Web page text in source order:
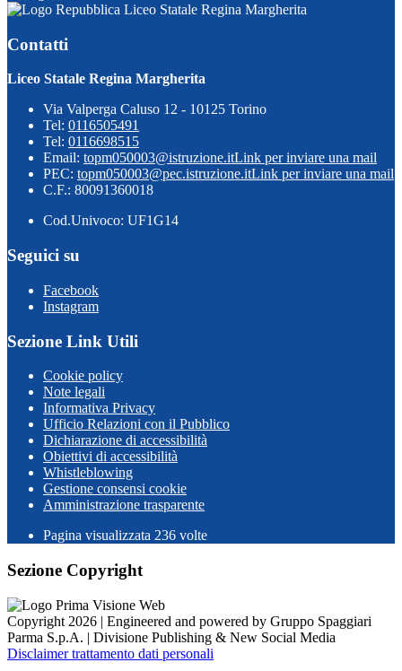
Liceo Statale Regina Margherita
Contatti
Liceo Statale Regina Margherita
Via Valperga Caluso 12 - 10125 Torino
Tel: 0116505491
Tel: 0116698515
Email: topm050003@istruzione.itLink per inviare una mail
PEC: topm050003@pec.istruzione.itLink per inviare una mail
C.F.: 80091360018
Cod.Univoco: UF1G14
Seguici su
Facebook
Instagram
Sezione Link Utili
Cookie policy
Note legali
Informativa Privacy
Ufficio Relazioni con il Pubblico
Dichiarazione di accessibilità
Obiettivi di accessibilità
Whistleblowing
Gestione consensi cookie
Amministrazione trasparente
Pagina visualizzata 236 volte
Sezione Copyright
Copyright 2026 | Engineered and powered by Gruppo Spaggiari
Parma S.p.A. | Divisione Publishing & New Social Media
Disclaimer trattamento dati personali